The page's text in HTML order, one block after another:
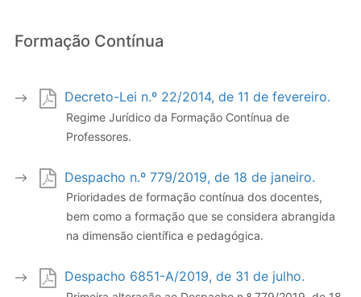
Formação Contínua
Decreto-Lei n.º 22/2014, de 11 de fevereiro.
Regime Jurídico da Formação Contínua de
Professores.
Despacho n.º 779/2019, de 18 de janeiro.
Prioridades de formação contínua dos docentes,
bem como a formação que se considera abrangida
na dimensão científica e pedagógica.
Despacho 6851-A/2019, de 31 de julho.